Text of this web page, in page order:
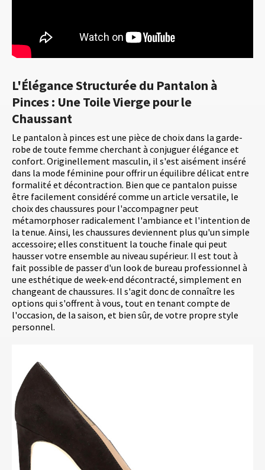
L'Élégance Structurée du Pantalon à
Pinces : Une Toile Vierge pour le
Chaussant
Le pantalon à pinces est une pièce de choix dans la garde-
robe de toute femme cherchant à conjuguer élégance et
confort. Originellement masculin, il s'est aisément inséré
dans la mode féminine pour offrir un équilibre délicat entre
formalité et décontraction. Bien que ce pantalon puisse
être facilement considéré comme un article versatile, le
choix des chaussures pour l'accompagner peut
métamorphoser radicalement l'ambiance et l'intention de
la tenue. Ainsi, les chaussures deviennent plus qu'un simple
accessoire; elles constituent la touche finale qui peut
hausser votre ensemble au niveau supérieur. Il est tout à
fait possible de passer d'un look de bureau professionnel à
une esthétique de week-end décontracté, simplement en
changeant de chaussures. Il s'agit donc de connaître les
options qui s'offrent à vous, tout en tenant compte de
l'occasion, de la saison, et bien sûr, de votre propre style
personnel.